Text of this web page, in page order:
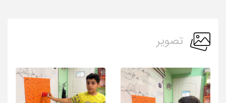
تصویر